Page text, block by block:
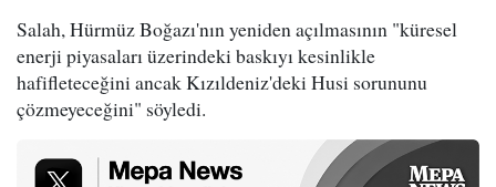
Salah, Hürmüz Boğazı'nın yeniden açılmasının "küresel
enerji piyasaları üzerindeki baskıyı kesinlikle
hafifleteceğini ancak Kızıldeniz'deki Husi sorununu
çözmeyeceğini" söyledi.